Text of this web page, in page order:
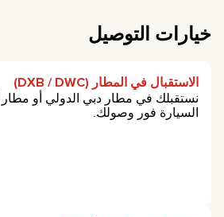
خيارات التوصيل
الاستقبال في المطار (DXB / DWC)
نستقبلك في مطار دبي الدولي أو
السيارة فور وصولك.